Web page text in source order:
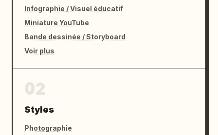
Infographie / Visuel éducatif
Miniature YouTube
Bande dessinée / Storyboard
Voir plus
Styles
Photographie